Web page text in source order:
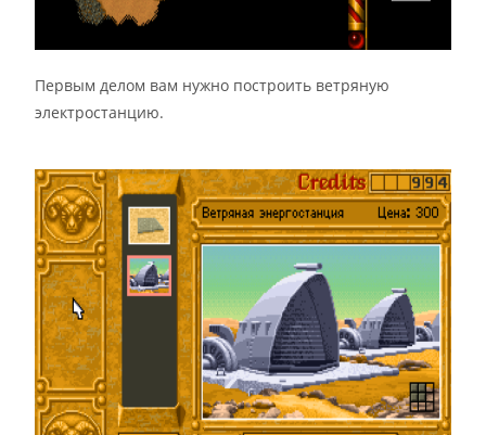
Первым делом вам нужно построить ветряную
электростанцию.